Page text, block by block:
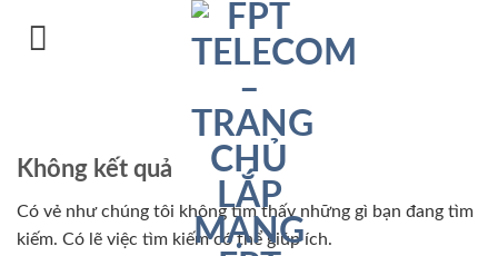
Không kết quả
Có vẻ như chúng tôi không tìm thấy những gì bạn đang tìm
kiếm. Có lẽ việc tìm kiếm có thể giúp ích.